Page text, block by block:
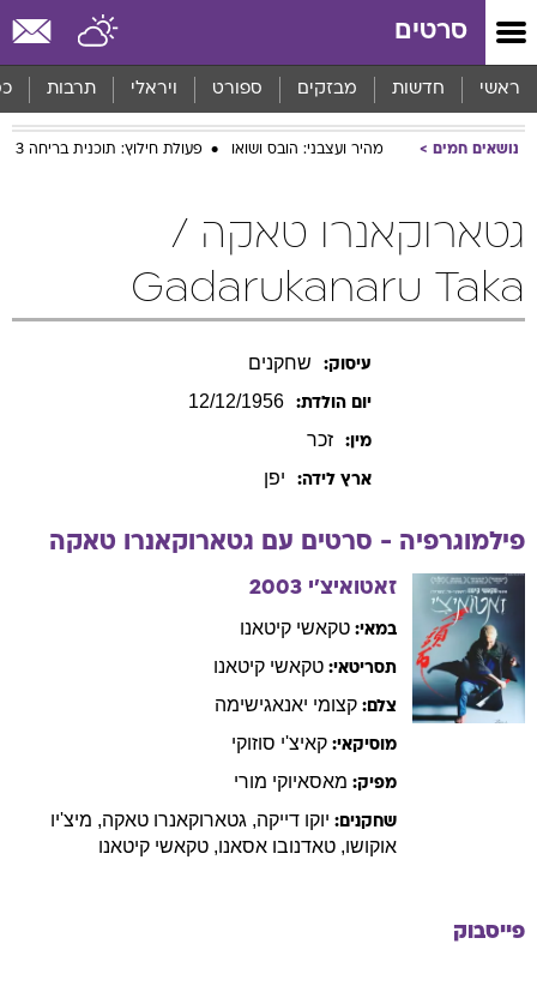
סרטים
ראשי חדשות מבזקים ספורט ויראלי תרבות
נושאים חמים מהיר ועצבני: הובס ושואו פעולת חילוץ: תוכנית בריחה 3
גטארוקאנרו טאקה /
Gadarukanaru Taka
עיסוק: שחקנים
יום הולדת: 12/12/1956
מין: זכר
ארץ לידה: יפן
פילמוגרפיה - סרטים עם גטארוקאנרו טאקה
זאטואיצ'י 2003
במאי: טקאשי קיטאנו
תסריטאי: טקאשי קיטאנו
צלם: קצומי יאנאגישימה
מוסיקאי: קאיצ'י סוזוקי
מפיק: מאסאיוקי מורי
שחקנים: יוקו דייקה, גטארוקאנרו טאקה, מיצ'יו
אוקושו, טאדנובו אסאנו, טקאשי קיטאנו
פייסבוק